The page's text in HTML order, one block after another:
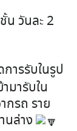
น วันละ 2
ารรับในรูป
มารับใน
กรถ ราย
นล่าง